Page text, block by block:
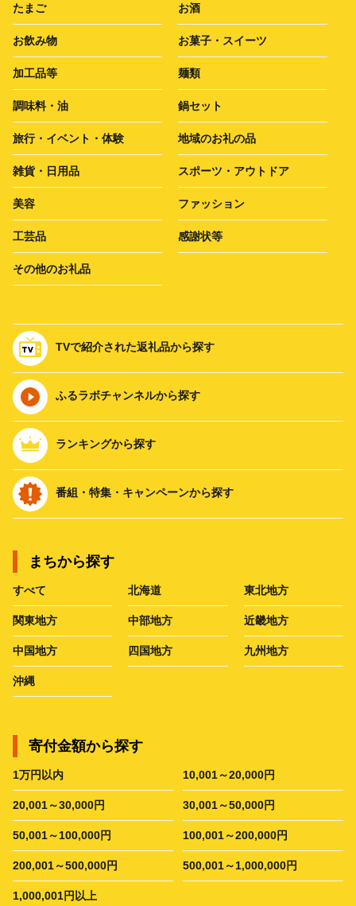
たまご お酒
お飲み物 お菓子・スイーツ
加工品等 麺類
調味料・油 鍋セット
旅行・イベント・体験 地域のお礼の品
雑貨・日用品 スポーツ・アウトドア
美容 ファッション
工芸品 感謝状等
その他のお礼品
TVで紹介された返礼品から探す
ふるラボチャンネルから探す
ランキングから探す
番組・特集・キャンペーンから探す
まちから探す
すべて 北海道 東北地方
関東地方 中部地方 近畿地方
中国地方 四国地方 九州地方
沖縄
寄付金額から探す
1万円以内 10,001～20,000円
20,001～30,000円 30,001～50,000円
50,001～100,000円 100,001～200,000円
200,001～500,000円 500,001～1,000,000円
1,000,001円以上